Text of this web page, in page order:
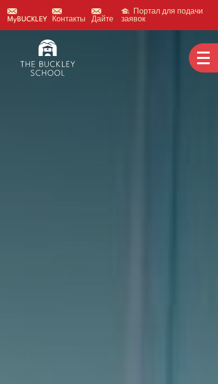
MyBUCKLEY Контакты Дайте
Портал для подачи
заявок